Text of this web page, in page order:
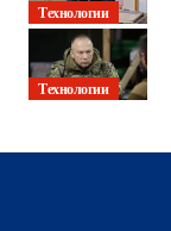
Технологии
Технологии